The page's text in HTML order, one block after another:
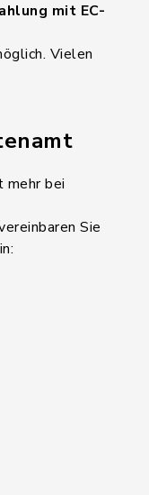
mit EC-
Vielen
bei
Sie